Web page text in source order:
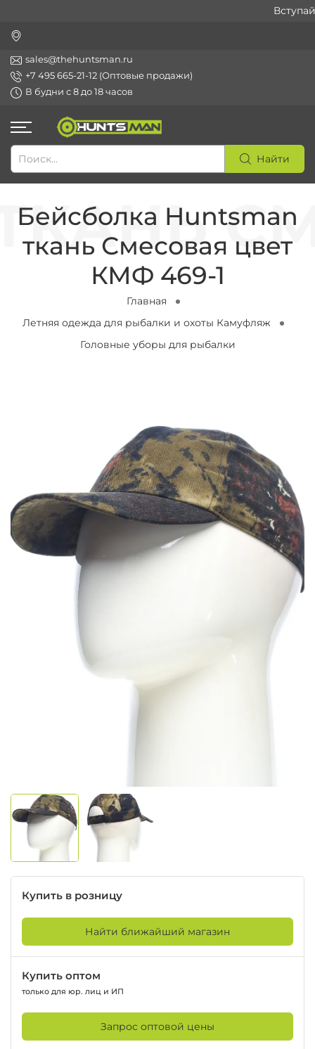
sales@thehuntsman.ru
+7 495 665-21-12 (Оптовые продажи)
В будни с 8 до 18 часов
Найти
Бейсболка Huntsman
ткань Смесовая цвет
КМФ 469-1
Главная
Летняя одежда для рыбалки и охоты Камуфляж
Головные уборы для рыбалки
Купить в розницу
Найти ближайший магазин
Купить оптом
только для юр. лиц и ИП
Запрос оптовой цены